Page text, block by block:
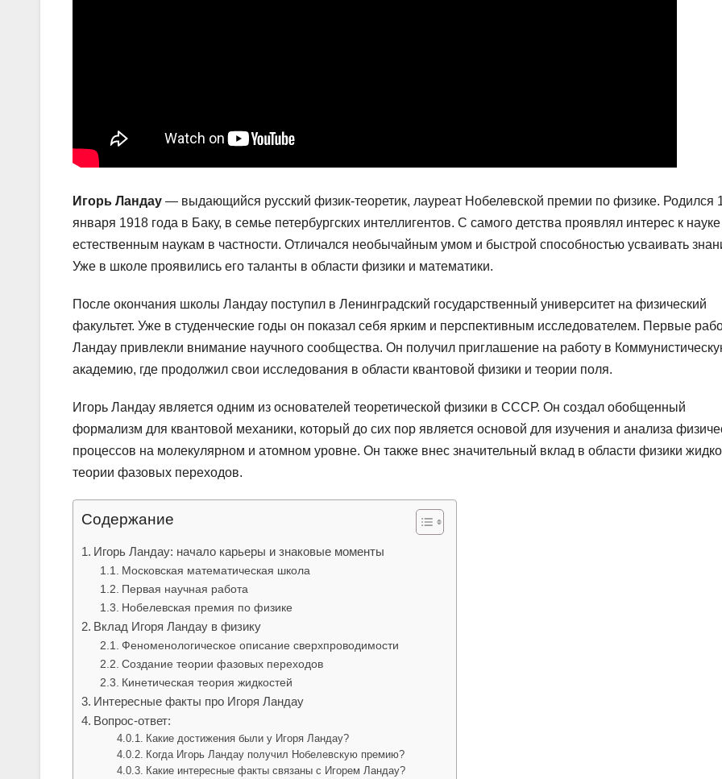
Игорь Ландау — выдающийся русский физик-теоретик, лауреат Нобелевской премии по физике. Родился
января 1918 года в Баку, в семье петербургских интеллигентов. С самого детства проявлял интерес к науке
естественным наукам в частности. Отличался необычайным умом и быстрой способностью усваивать
Уже в школе проявились его таланты в области физики и математики.
После окончания школы Ландау поступил в Ленинградский государственный университет на физический
факультет. Уже в студенческие годы он показал себя ярким и перспективным исследователем. Первые
Ландау привлекли внимание научного сообщества. Он получил приглашение на работу в
академию, где продолжил свои исследования в области квантовой физики и теории поля.
Игорь Ландау является одним из основателей теоретической физики в СССР. Он создал обобщенный
формализм для квантовой механики, который до сих пор является основой для изучения и анализа
процессов на молекулярном и атомном уровне. Он также внес значительный вклад в области физики
теории фазовых переходов.
Содержание
Игорь Ландау: начало карьеры и знаковые моменты
Московская математическая школа
Первая научная работа
Нобелевская премия по физике
Вклад Игоря Ландау в физику
Феноменологическое описание сверхпроводимости
Создание теории фазовых переходов
Кинетическая теория жидкостей
Интересные факты про Игоря Ландау
Вопрос-ответ:
Какие достижения были у Игоря Ландау?
Когда Игорь Ландау получил Нобелевскую премию?
Какие интересные факты связаны с Игорем Ландау?